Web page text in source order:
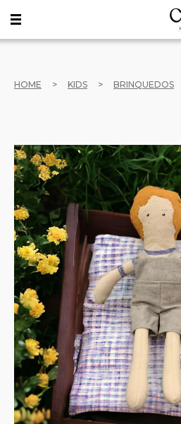
HOME > KIDS > BRINQUEDOS